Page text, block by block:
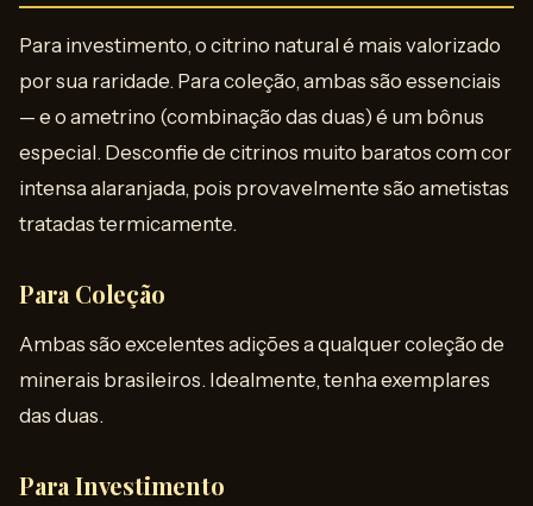
Para investimento, o citrino natural é mais valorizado
por sua raridade. Para coleção, ambas são essenciais
— e o ametrino (combinação das duas) é um bônus
especial. Desconfie de citrinos muito baratos com cor
intensa alaranjada, pois provavelmente são ametistas
tratadas termicamente.
Para Coleção
Ambas são excelentes adições a qualquer coleção de
minerais brasileiros. Idealmente, tenha exemplares
das duas.
Para Investimento